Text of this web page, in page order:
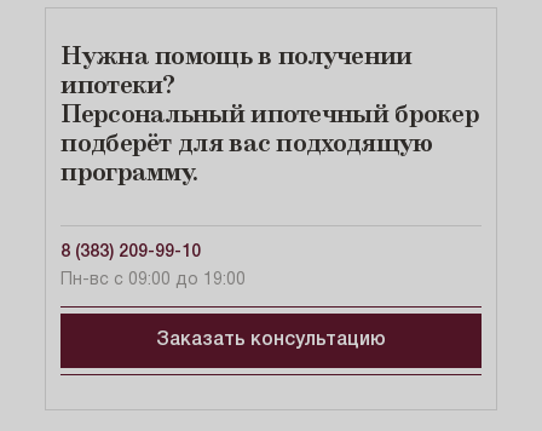
Заказать консультацию
поиска
Нужна помощь в получении
ипотеки?
Персональный ипотечный брокер
подберёт для вас подходящую
программу.
8 (383) 209-99-10
Пн-вс с 09:00 до 19:00
Заказать консультацию